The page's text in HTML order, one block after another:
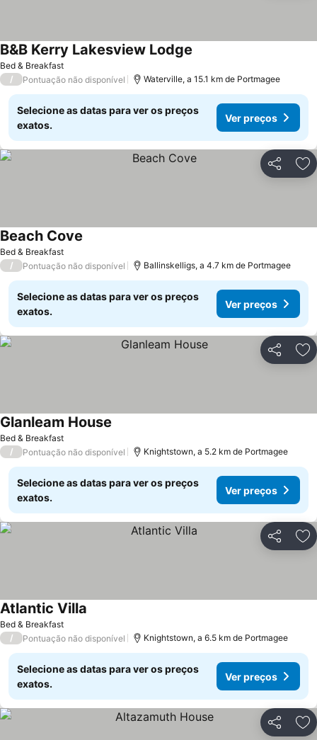
Bed & Breakfast
B&B Kerry Lakesview Lodge
/ Pontuação não disponível Waterville, a 15.1 km de Portmagee
Selecione as datas para ver os preços
exatos.
Ver preços
Partilhar
Bed & Breakfast
Beach Cove
/ Pontuação não disponível Ballinskelligs, a 4.7 km de Portmagee
Selecione as datas para ver os preços
exatos.
Ver preços
Partilhar
Bed & Breakfast
Glanleam House
/ Pontuação não disponível Knightstown, a 5.2 km de Portmagee
Selecione as datas para ver os preços
exatos.
Ver preços
Partilhar
Bed & Breakfast
Atlantic Villa
/ Pontuação não disponível Knightstown, a 6.5 km de Portmagee
Selecione as datas para ver os preços
exatos.
Ver preços
Partilhar